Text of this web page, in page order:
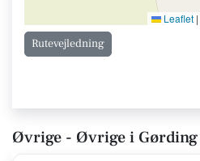
Leaflet |
Rutevejledning
Øvrige - Øvrige i Gørding